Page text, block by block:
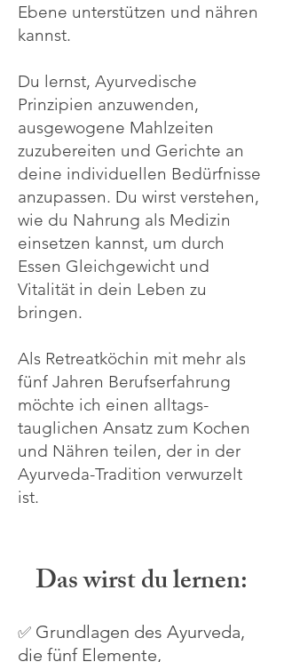
Ebene unterstützen und nähren
kannst.
Du lernst, Ayurvedische
Prinzipien anzuwenden,
ausgewogene Mahlzeiten
zuzubereiten und Gerichte an
deine individuellen Bedürfnisse
anzupassen. Du wirst verstehen,
wie du Nahrung als Medizin
einsetzen kannst, um durch
Essen Gleichgewicht und
Vitalität in dein Leben zu
bringen.
Als Retreatköchin mit mehr als
fünf Jahren Berufserfahrung
möchte ich einen alltags-
tauglichen Ansatz zum Kochen
und Nähren teilen, der in der
Ayurveda-Tradition verwurzelt
ist.
Das wirst du lernen:
✅ Grundlagen des Ayurveda,
die fünf Elemente,